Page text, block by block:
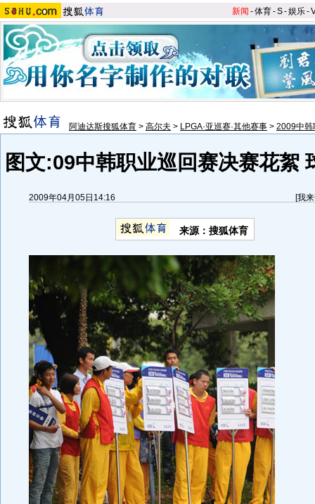
新闻 -体育-S-娱乐-
阿迪达斯搜狐体育 > 高尔夫 > LPGA·亚巡赛·其他赛事 > 2009中韩
图文:09中韩职业巡回赛决赛花絮
2009年04月05日14:16 [我
来源：搜狐体育